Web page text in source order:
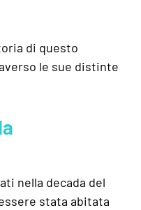
di questo
le sue distinte
nella decada del
stata abitata